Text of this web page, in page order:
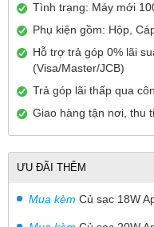
Tình trạng: Máy mới
Phụ kiện gồm: Hộp,
Hỗ trợ trả góp 0% lãi
(Visa/Master/JCB)
Trả góp lãi thấp qua
Giao hàng tận nơi, thu
ƯU ĐÃI THÊM
Mua kèm Củ sạc 18W